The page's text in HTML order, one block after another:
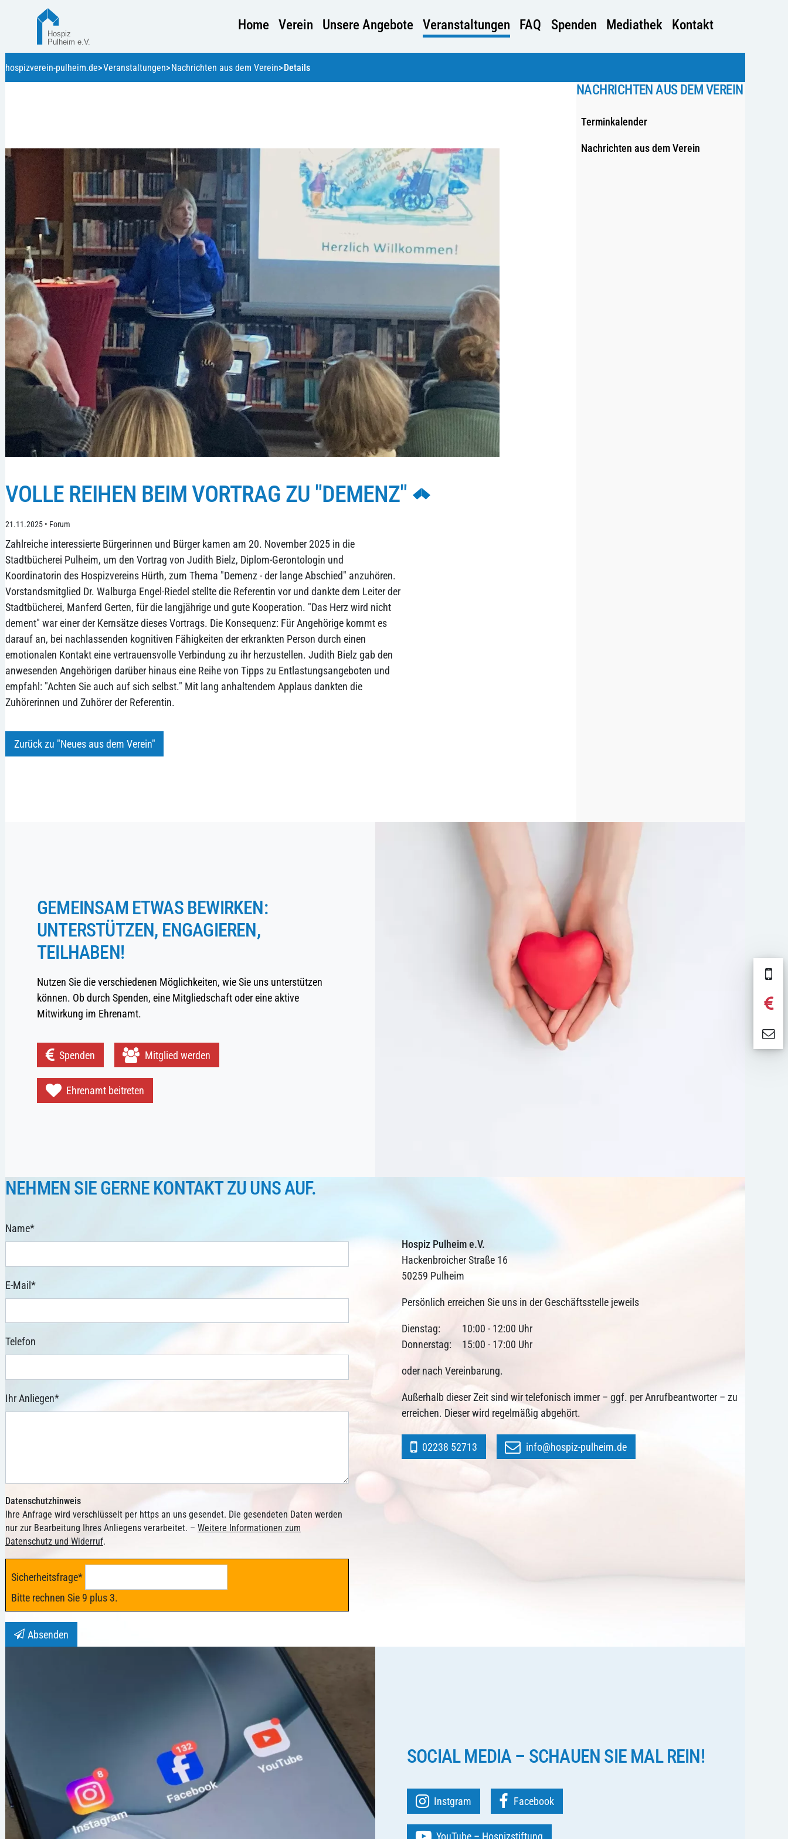
Home Verein Unsere Angebote Veranstaltungen FAQ Spenden Mediathek Kontakt
hospizverein-pulheim.de Veranstaltungen Nachrichten aus dem Verein Details
VOLLE REIHEN BEIM VORTRAG ZU "DEMENZ"
21.11.2025 • Forum
Zahlreiche interessierte Bürgerinnen und Bürger kamen am 20. November 2025 in die
Stadtbücherei Pulheim, um den Vortrag von Judith Bielz, Diplom-Gerontologin und
Koordinatorin des Hospizvereins Hürth, zum Thema "Demenz - der lange Abschied" anzuhören.
Vorstandsmitglied Dr. Walburga Engel-Riedel stellte die Referentin vor und dankte dem Leiter der
Stadtbücherei, Manferd Gerten, für die langjährige und gute Kooperation. "Das Herz wird nicht
dement" war einer der Kernsätze dieses Vortrags. Die Konsequenz: Für Angehörige kommt es
darauf an, bei nachlassenden kognitiven Fähigkeiten der erkrankten Person durch einen
emotionalen Kontakt eine vertrauensvolle Verbindung zu ihr herzustellen. Judith Bielz gab den
anwesenden Angehörigen darüber hinaus eine Reihe von Tipps zu Entlastungsangeboten und
empfahl: "Achten Sie auch auf sich selbst." Mit lang anhaltendem Applaus dankten die
Zuhörerinnen und Zuhörer der Referentin.
Zurück zu "Neues aus dem Verein"
NACHRICHTEN AUS DEM VEREIN
Terminkalender
Nachrichten aus dem Verein
GEMEINSAM ETWAS BEWIRKEN:
UNTERSTÜTZEN, ENGAGIEREN,
TEILHABEN!
Nutzen Sie die verschiedenen Möglichkeiten, wie Sie uns unterstützen
können. Ob durch Spenden, eine Mitgliedschaft oder eine aktive
Mitwirkung im Ehrenamt.
Spenden Mitglied werden
Ehrenamt beitreten
NEHMEN SIE GERNE KONTAKT ZU UNS AUF.
Name*
E-Mail*
Telefon
Ihr Anliegen*
Datenschutzhinweis
Ihre Anfrage wird verschlüsselt per https an uns gesendet. Die gesendeten Daten werden
nur zur Bearbeitung Ihres Anliegens verarbeitet. – Weitere Informationen zum
Datenschutz und Widerruf.
Sicherheitsfrage*
Bitte rechnen Sie 9 plus 3.
Absenden
Hospiz Pulheim e.V.
Hackenbroicher Straße 16
50259 Pulheim
Persönlich erreichen Sie uns in der Geschäftsstelle jeweils
Dienstag:
10:00 - 12:00 Uhr
Donnerstag:
15:00 - 17:00 Uhr
oder nach Vereinbarung.
Außerhalb dieser Zeit sind wir telefonisch immer – ggf. per Anrufbeantworter – zu
erreichen. Dieser wird regelmäßig abgehört.
02238 52713 info@hospiz-pulheim.de
SOCIAL MEDIA – SCHAUEN SIE MAL REIN!
Instgram Facebook